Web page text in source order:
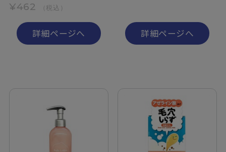
¥462 （税込）
詳細ページへ 詳細ページへ